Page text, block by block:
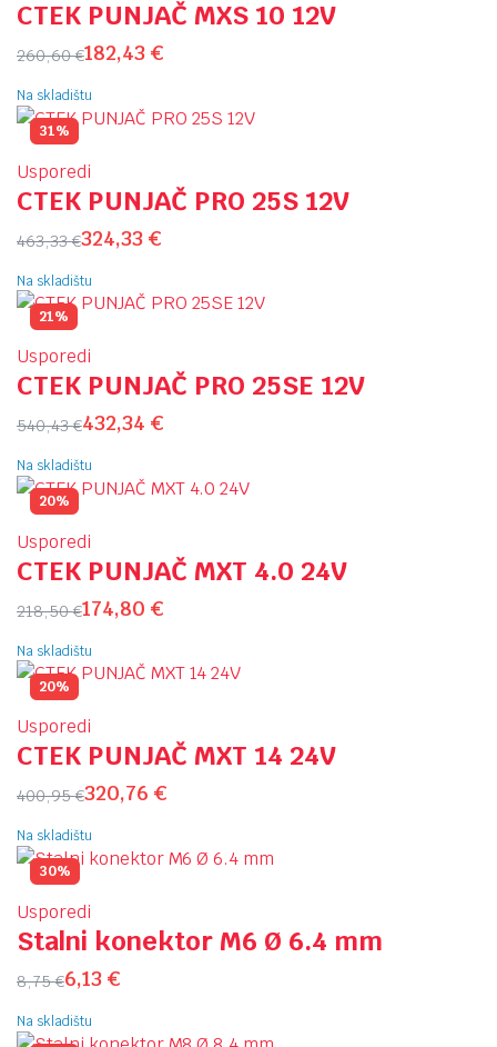
CTEK PUNJAČ MXS 10 12V
260,60€182,43 €
Na skladištu
31%
Usporedi
CTEK PUNJAČ PRO 25S 12V
463,33€324,33 €
Na skladištu
21%
Usporedi
CTEK PUNJAČ PRO 25SE 12V
540,43€432,34 €
Na skladištu
20%
Usporedi
CTEK PUNJAČ MXT 4.0 24V
218,50€174,80 €
Na skladištu
20%
Usporedi
CTEK PUNJAČ MXT 14 24V
400,95€320,76 €
Na skladištu
30%
Usporedi
Stalni konektor M6 Ø 6.4 mm
8,75€6,13 €
Na skladištu